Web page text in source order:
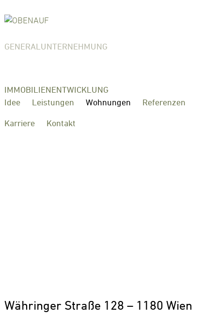
GENERALUNTERNEHMUNG
IMMOBILIENENTWICKLUNG
Idee
Leistungen Wohnungen Referenzen
Karriere Kontakt
Währinger Straße 128 – 1180 Wien